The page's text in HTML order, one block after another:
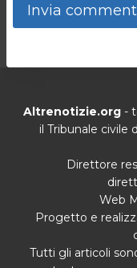
Altrenotizie.org-
il Tribunale civile
Direttore
Web
Progetto e
Tutti gli articoli